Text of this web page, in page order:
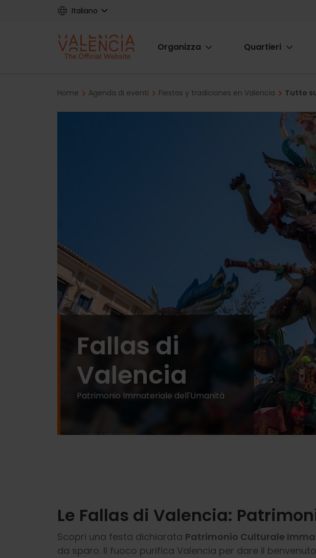
Italiano
Main
Organizza Quartieri
Breadcrumb
Home Agenda di eventi Fiestas y tradiciones en Valencia Tutto
Fallas di
Valencia
Patrimonio Immateriale dell'Umanità
Le Fallas di Valencia:
Scopri una festa dichiarata Patrimonio Culturale
da sparo. Il fuoco purifica Valencia per dare il